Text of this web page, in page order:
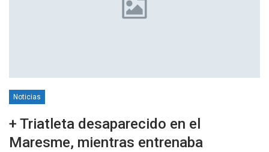
Noticias
+ Triatleta desaparecido en el
Maresme, mientras entrenaba